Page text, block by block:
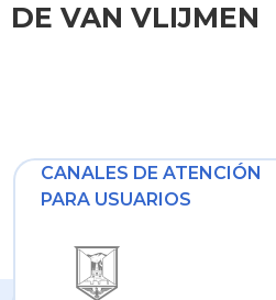
DE VAN VLIJMEN
CANALES DE ATENCIÓN
PARA USUARIOS